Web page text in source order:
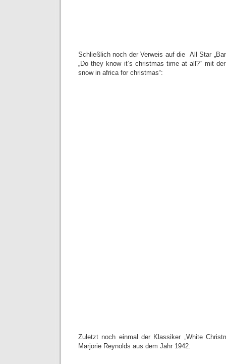
Schließlich noch der Verweis auf die All Star
„Do they know it’s christmas time at all?“ mit
snow in africa for christmas“:
Zuletzt noch einmal der Klassiker „White
Marjorie Reynolds aus dem Jahr 1942.